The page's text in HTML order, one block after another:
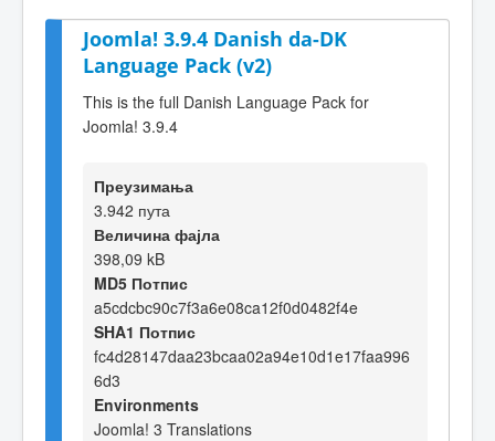
Joomla! 3.9.4 Danish da-DK
Language Pack (v2)
This is the full Danish Language Pack for
Joomla! 3.9.4
Преузимања
3.942 пута
Величина фајла
398,09 kB
MD5 Потпис
a5cdcbc90c7f3a6e08ca12f0d0482f4e
SHA1 Потпис
fc4d28147daa23bcaa02a94e10d1e17faa996
6d3
Environments
Joomla! 3 Translations